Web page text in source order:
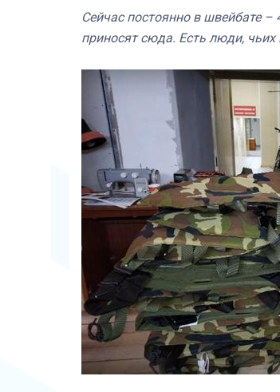
Сейчас постоянно в швейбате
приносят сюда. Есть люди,